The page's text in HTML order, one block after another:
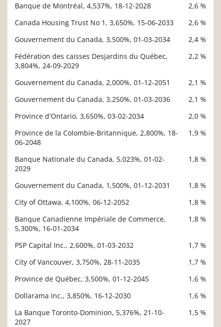
Banque de Montréal, 4,537%, 18-12-2028
2,6 %
Canada Housing Trust No 1, 3,650%, 15-06-2033
2,6 %
Gouvernement du Canada, 3,500%, 01-03-2034
2,4 %
Fédération des caisses Desjardins du Québec,
3,804%, 24-09-2029
2,2 %
Gouvernement du Canada, 2,000%, 01-12-2051
2,1 %
Gouvernement du Canada, 3,250%, 01-03-2036
2,1 %
Province d'Ontario, 3,650%, 03-02-2034
2,0 %
Province de la Colombie-Britannique, 2,800%, 18-
06-2048
1,9 %
Banque Nationale du Canada, 5,023%, 01-02-
2029
1,8 %
Gouvernement du Canada, 1,500%, 01-12-2031
1,8 %
City of Ottawa, 4,100%, 06-12-2052
1,8 %
Banque Canadienne Impériale de Commerce,
5,300%, 16-01-2034
1,8 %
PSP Capital Inc., 2,600%, 01-03-2032
1,7 %
City of Vancouver, 3,750%, 28-11-2035
1,7 %
Province de Québec, 3,500%, 01-12-2045
1,6 %
Dollarama Inc., 3,850%, 16-12-2030
1,6 %
La Banque Toronto-Dominion, 5,376%, 21-10-
2027
1,5 %